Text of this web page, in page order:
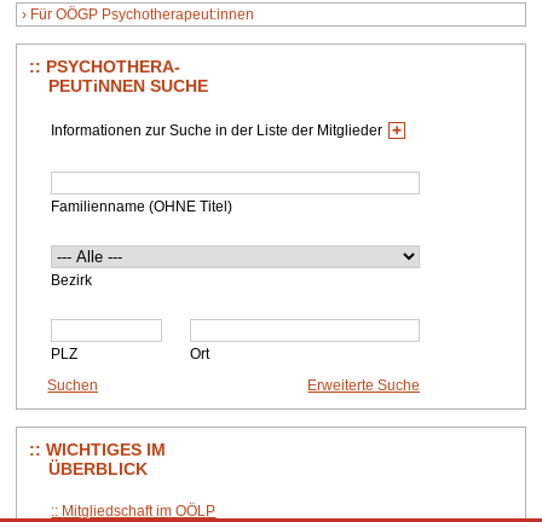
Für OÖGP Psychotherapeut:innen
PSYCHOTHERA-
PEUTiNNEN SUCHE
Informationen zur Suche in der Liste der Mitglieder
Familienname (OHNE Titel)
Bezirk
PLZ Ort
WICHTIGES IM
ÜBERBLICK
Mitgliedschaft im OÖLP